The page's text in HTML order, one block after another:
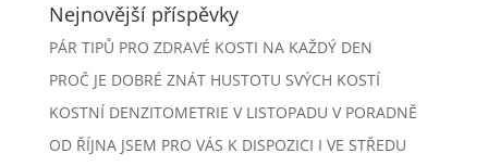
Nejnovější příspěvky
PÁR TIPŮ PRO ZDRAVÉ KOSTI NA KAŽDÝ DEN
PROČ JE DOBRÉ ZNÁT HUSTOTU SVÝCH KOSTÍ
KOSTNÍ DENZITOMETRIE V LISTOPADU V PORADNĚ
OD ŘÍJNA JSEM PRO VÁS K DISPOZICI I VE STŘEDU